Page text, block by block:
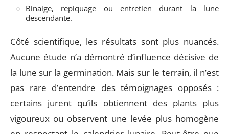
Binaige, repiquage ou entretien durant la lune
descendante.
Côté scientifique, les résultats sont plus nuancés.
Aucune étude n’a démontré d’influence décisive de
la lune sur la germination. Mais sur le terrain, il n’est
pas rare d’entendre des témoignages opposés :
certains jurent qu’ils obtiennent des plants plus
vigoureux ou observent une levée plus homogène